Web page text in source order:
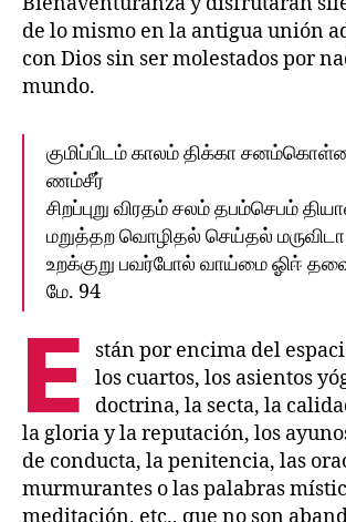
de lo mismo en la antigua unión
con Dios sin ser molestados por
mundo.
குமிப்பிடம்‌ காலம்‌ திக்கா
ணம்சீர்‌
சிறப்புறு விரதம்‌ சலம்‌ தபம்செபம்‌
மறுத்தற வொழிதல்‌ செய்தல்‌
உறக்குறு பவர்போல்‌ வாய்மை ஓிஈ்‌
மே. 94
E
stán por encima del
los cuartos, los asientos
doctrina, la secta, la
la gloria y la reputación, los
de conducta, la penitencia, las
murmurantes o las palabras
meditación, etc., que no son